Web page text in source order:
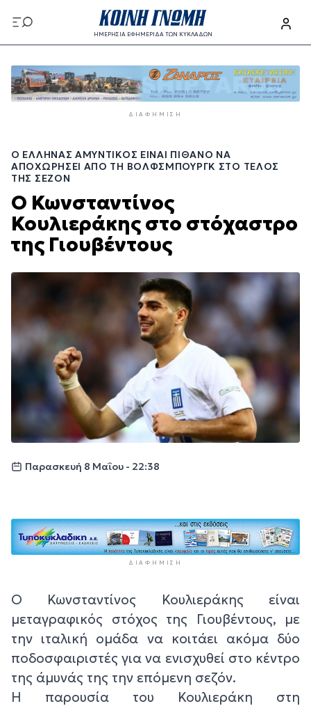
προς
το
περιεχόμενο
ΗΜΕΡΗΣΙΑ ΕΦΗΜΕΡΙΔΑ ΤΩΝ ΚΥΚΛΑΔΩΝ
προς
το
κυρίως
ΔΙΑΦΉΜΙΣΗ
Ο ΈΛΛΗΝΑΣ ΑΜΥΝΤΙΚΌΣ ΕΊΝΑΙ ΠΙΘΑΝΌ ΝΑ
ΑΠΟΧΩΡΉΣΕΙ ΑΠΌ ΤΗ ΒΌΛΦΣΜΠΟΥΡΓΚ ΣΤΟ ΤΈΛΟΣ
ΤΗΣ ΣΕΖΌΝ
Ο Κωνσταντίνος
Κουλιεράκης στο στόχαστρο
της Γιουβέντους
Παρασκευή 8 Μαΐου - 22:38
ΔΙΑΦΉΜΙΣΗ
Ο Κωνσταντίνος Κουλιεράκης είναι
μεταγραφικός στόχος της Γιουβέντους, με
την ιταλική ομάδα να κοιτάει ακόμα δύο
ποδοσφαιριστές για να ενισχυθεί στο κέντρο
της άμυνάς της την επόμενη σεζόν.
Η παρουσία του Κουλιεράκη στη